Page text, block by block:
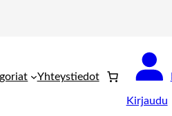
Yhteystiedot
Kirjaudu